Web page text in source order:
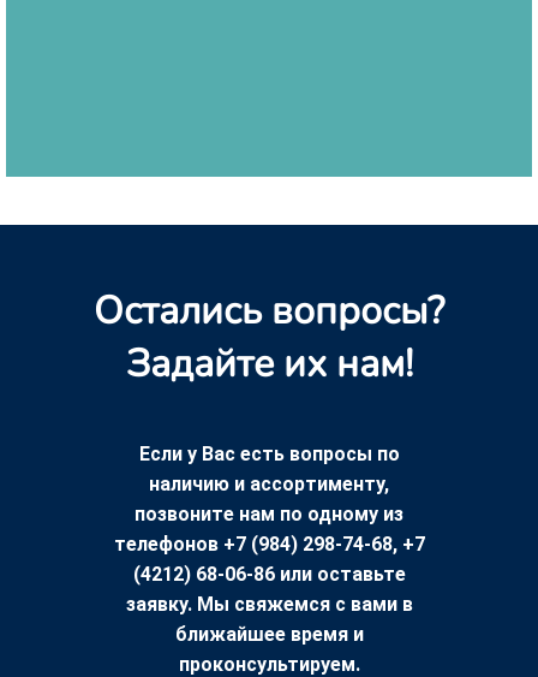
Остались вопросы?
Задайте их нам!
Если у Вас есть вопросы по
наличию и ассортименту,
позвоните нам по одному из
телефонов +7 (984) 298-74-68, +7
(4212) 68-06-86 или оставьте
заявку. Мы свяжемся с вами в
ближайшее время и
проконсультируем.